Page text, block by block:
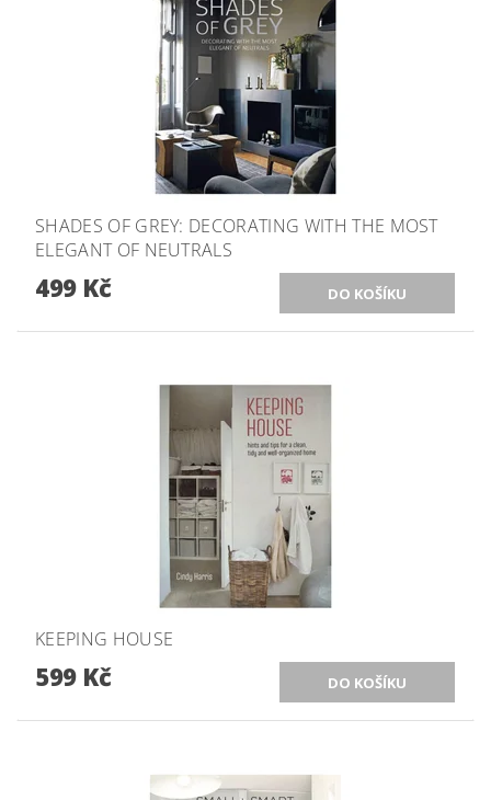
SHADES OF GREY: DECORATING WITH THE MOST
ELEGANT OF NEUTRALS
499 Kč
KEEPING HOUSE
599 Kč